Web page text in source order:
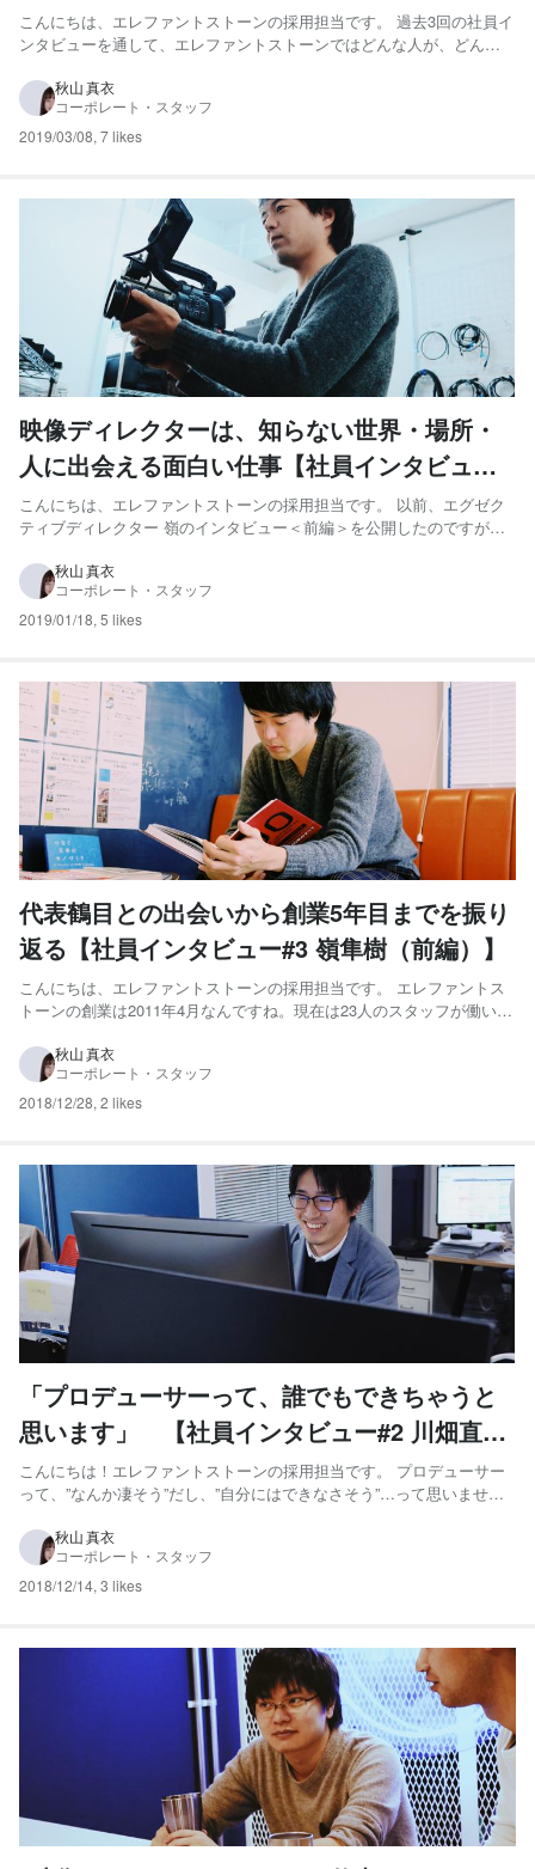
こんにちは、エレファントストーンの採用担当です。 過去3回の社員イ
ンタビューを通して、エレファントストーンではどんな人が、どんな
弾の今回は、代表取締役・鶴目のインタビューです。 【鶴目 和孝】
1979年生まれ。幼少期はバンコクで過ごす。甲南大...
秋山 真衣
コーポレート・スタッフ
2019/03/08, 7 likes
映像ディレクターは、知らない世界・場所・
人に出会える面白い仕事【社員インタビュー
#3 嶺隼樹（後編）】
こんにちは、エレファントストーンの採用担当です。 以前、エグゼク
ティブディレクター 嶺のインタビュー＜前編＞を公開したのですが、
のディレクターの仕事について話を聞きました。 ディレクターとして
の転機となった2つの作品 2016年に制作した『ERECT...
秋山 真衣
コーポレート・スタッフ
2019/01/18, 5 likes
代表鶴目との出会いから創業5年目までを振り
返る【社員インタビュー#3 嶺隼樹（前編）】
こんにちは、エレファントストーンの採用担当です。 エレファントス
トーンの創業は2011年4月なんですね。現在は23人のスタッフが働いて
創業当時のエレファントストーンを知っている1人、エグゼクティブデ
ィレクターの【嶺隼樹】にインタビューをしました...
秋山 真衣
コーポレート・スタッフ
2018/12/28, 2 likes
「プロデューサーって、誰でもできちゃうと
思います」 【社員インタビュー#2 川畑直
人】
こんにちは！エレファントストーンの採用担当です。 プロデューサー
って、”なんか凄そう”だし、”自分にはできなさそう”…って思いません
全くきていません。 でも弊社では、他業界から中途で入社したメンバ
ーや、新卒で入社したメンバーが、プロデューサーとして活...
秋山 真衣
コーポレート・スタッフ
2018/12/14, 3 likes